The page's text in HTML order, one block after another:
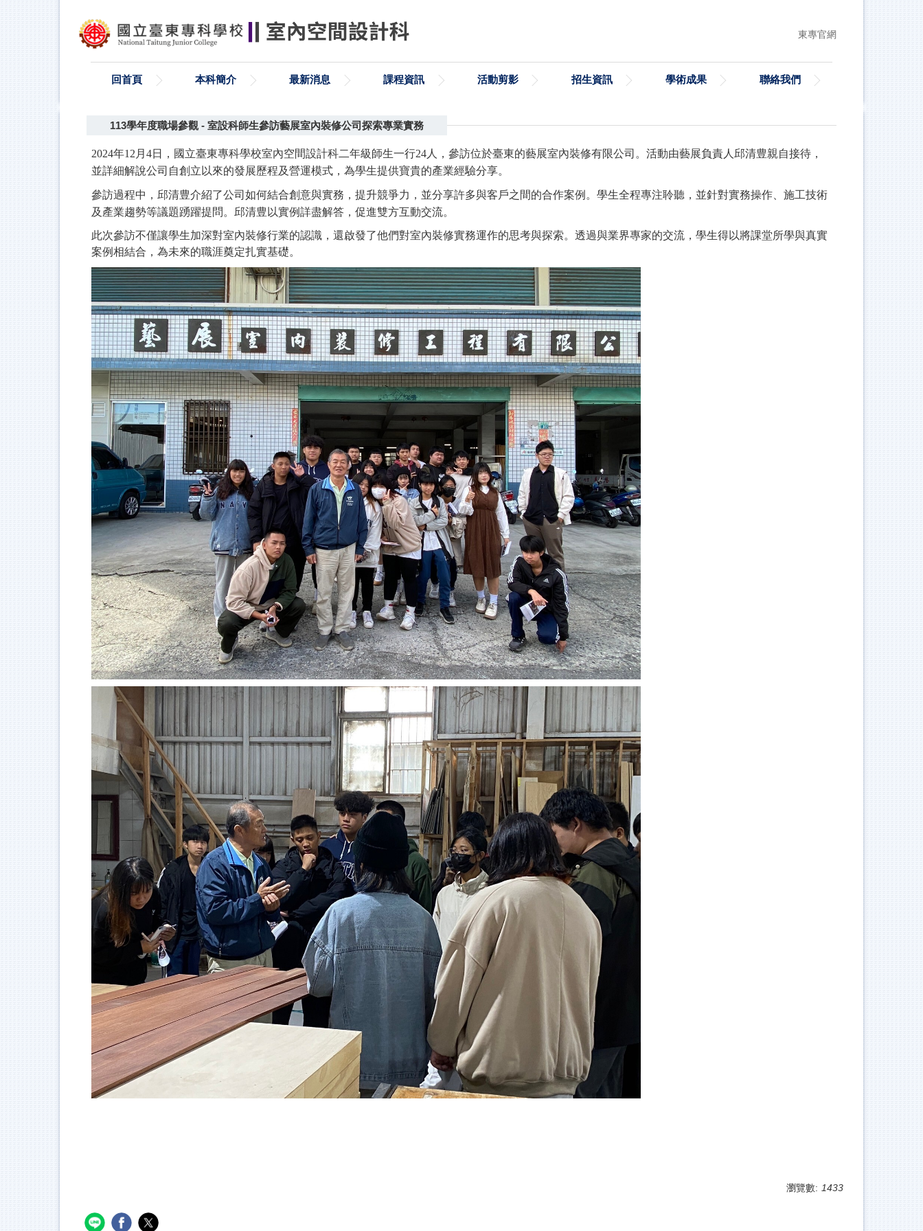
東專官網
回首頁 本科簡介 最新消息 課程資訊 活動剪影 招生資訊 學術成果 聯絡我們
113學年度職場參觀 - 室設科師生參訪藝展室內裝修公司探索專業實務
2024年12月4日，國立臺東專科學校室內空間設計科二年級師生一行24人，參訪位於臺東的藝展室內裝修有限公司。活動由藝展負責人邱清豊親自接待，
並詳細解說公司自創立以來的發展歷程及營運模式，為學生提供寶貴的產業經驗分享。
參訪過程中，邱清豊介紹了公司如何結合創意與實務，提升競爭力，並分享許多與客戶之間的合作案例。學生全程專注聆聽，並針對實務操作、施工技術
及產業趨勢等議題踴躍提問。邱清豊以實例詳盡解答，促進雙方互動交流。
此次參訪不僅讓學生加深對室內裝修行業的認識，還啟發了他們對室內裝修實務運作的思考與探索。透過與業界專家的交流，學生得以將課堂所學與真實
案例相結合，為未來的職涯奠定扎實基礎。
瀏覽數: 1433